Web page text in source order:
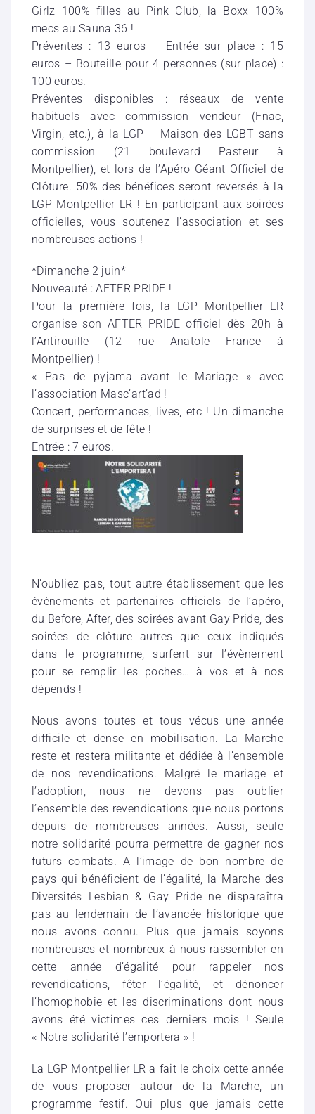
Girlz 100% filles au Pink Club, la Boxx 100%
mecs au Sauna 36 !
Préventes : 13 euros – Entrée sur place : 15
euros – Bouteille pour 4 personnes (sur place) :
100 euros.
Préventes disponibles : réseaux de vente
habituels avec commission vendeur (Fnac,
Virgin, etc.), à la LGP – Maison des LGBT sans
commission (21 boulevard Pasteur à
Montpellier), et lors de l’Apéro Géant Officiel de
Clôture. 50% des bénéfices seront reversés à la
LGP Montpellier LR ! En participant aux soirées
officielles, vous soutenez l’association et ses
nombreuses actions !
*Dimanche 2 juin*
Nouveauté : AFTER PRIDE !
Pour la première fois, la LGP Montpellier LR
organise son AFTER PRIDE officiel dès 20h à
l’Antirouille (12 rue Anatole France à
Montpellier) !
« Pas de pyjama avant le Mariage » avec
l’association Masc’art’ad !
Concert, performances, lives, etc ! Un dimanche
de surprises et de fête !
Entrée : 7 euros.
N’oubliez pas, tout autre établissement que les
évènements et partenaires officiels de l’apéro,
du Before, After, des soirées avant Gay Pride, des
soirées de clôture autres que ceux indiqués
dans le programme, surfent sur l’évènement
pour se remplir les poches… à vos et à nos
dépends !
Nous avons toutes et tous vécus une année
difficile et dense en mobilisation. La Marche
reste et restera militante et dédiée à l’ensemble
de nos revendications. Malgré le mariage et
l’adoption, nous ne devons pas oublier
l’ensemble des revendications que nous portons
depuis de nombreuses années. Aussi, seule
notre solidarité pourra permettre de gagner nos
futurs combats. A l’image de bon nombre de
pays qui bénéficient de l’égalité, la Marche des
Diversités Lesbian & Gay Pride ne disparaîtra
pas au lendemain de l’avancée historique que
nous avons connu. Plus que jamais soyons
nombreuses et nombreux à nous rassembler en
cette année d’égalité pour rappeler nos
revendications, fêter l’égalité, et dénoncer
l’homophobie et les discriminations dont nous
avons été victimes ces derniers mois ! Seule
« Notre solidarité l’emportera » !
La LGP Montpellier LR a fait le choix cette année
de vous proposer autour de la Marche, un
programme festif. Oui plus que jamais cette